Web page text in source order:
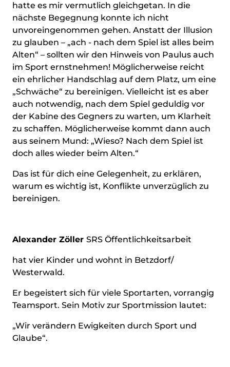
hatte es mir vermutlich gleichgetan. In die
nächste Begegnung konnte ich nicht
unvoreingenommen gehen. Anstatt der Illusion
zu glauben – „ach - nach dem Spiel ist alles beim
Alten“ – sollten wir den Hinweis von Paulus auch
im Sport ernstnehmen! Möglicherweise reicht
ein ehrlicher Handschlag auf dem Platz, um eine
„Schwäche“ zu bereinigen. Vielleicht ist es aber
auch notwendig, nach dem Spiel geduldig vor
der Kabine des Gegners zu warten, um Klarheit
zu schaffen. Möglicherweise kommt dann auch
aus seinem Mund: „Wieso? Nach dem Spiel ist
doch alles wieder beim Alten.“
Das ist für dich eine Gelegenheit, zu erklären,
warum es wichtig ist, Konflikte unverzüglich zu
bereinigen.
Alexander Zöller SRS Öffentlichkeitsarbeit
hat vier Kinder und wohnt in Betzdorf/
Westerwald.
Er begeistert sich für viele Sportarten, vorrangig
Teamsport. Sein Motiv zur Sportmission lautet:
„Wir verändern Ewigkeiten durch Sport und
Glaube“.